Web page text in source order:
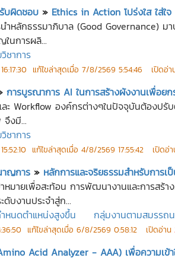
บผิดชอบ » Ethics in Action โปร่งใส ใส่ใ
หลักธรรมาภิบาล (Good Governance) ม
นการผลิ...
ชาการ
แก้ไขล่าสุดเมื่อ 7/8/2569 5:54:46 เปิดอ่า
การบูรณาการ AI ในการสร้างผังงานเพื่อย
Workflow องค์กรต่างๆในปัจจุบันต้องปรั
จึงมี...
ชาการ
แก้ไขล่าสุดเมื่อ 4/8/2569 17:55:42 เปิดอ่
าญการ » หลักการและจริยธรรมสำหรับการ
หมายเพื่อสะท้อน การพัฒนางานและการส
บงานประจำสู่ก...
หนดตำแหน่งสูงขึ้น กลุ่มงานตามสมรรถ
แก้ไขล่าสุดเมื่อ 6/8/2569 0:58:12 เปิดอ่าน
Acid Analyzer - AAA) เพื่อความเข้า